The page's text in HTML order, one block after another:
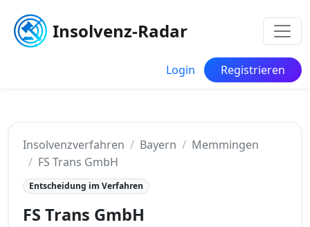
Insolvenz-Radar
Login Registrieren
Insolvenzverfahren Bayern
Memmingen
FS Trans GmbH
Entscheidung im Verfahren
FS Trans GmbH